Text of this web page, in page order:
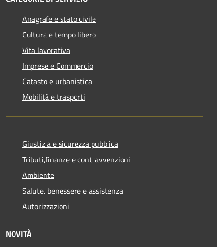
Anagrafe e stato civile
Cultura e tempo libero
Vita lavorativa
Imprese e Commercio
Catasto e urbanistica
Mobilità e trasporti
Giustizia e sicurezza pubblica
Tributi,finanze e contravvenzioni
Ambiente
Salute, benessere e assistenza
Autorizzazioni
NOVITÀ